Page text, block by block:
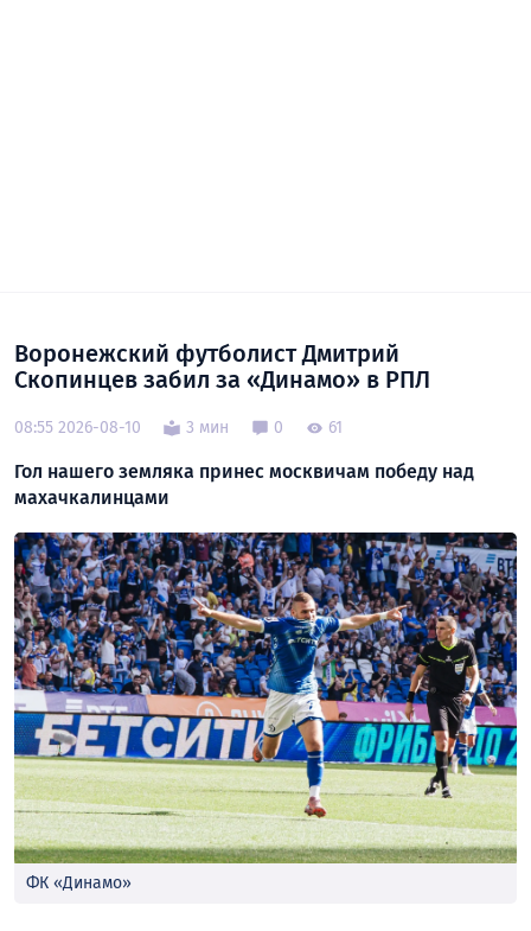
Воронежский футболист Дмитрий
Скопинцев забил за «Динамо» в РПЛ
08:55 2026-08-10 3 мин 0 61
Гол нашего земляка принес москвичам победу над
махачкалинцами
ФК «Динамо»